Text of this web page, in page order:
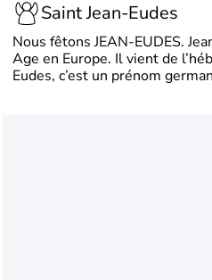
Saint Jean-Eudes
Nous fêtons JEAN-EUDES.
Age en Europe. Il vient de
Eudes, c’est un prénom